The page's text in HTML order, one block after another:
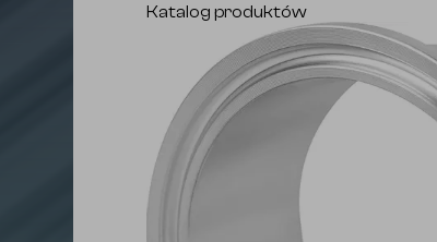
Katalog produktów